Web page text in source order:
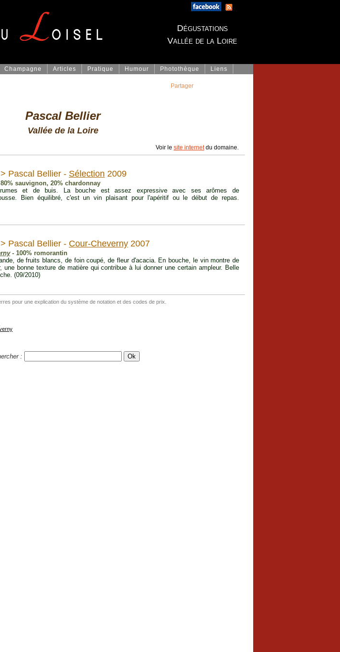
Dégustations
Vallée de la Loire
Champagne Articles Pratique Humour Photothèque Liens
Pascal Bellier
Vallée de la Loire
Voir le site internetdu domaine.
> Pascal Bellier - Sélection 2009
sauvignon, 20% chardonnay
et de buis. La bouche est assez expressive avec ses arômes de
Bien équilibré, c'est un vin plaisant pour l'apéritif ou le début de repas.
> Pascal Bellier - Cour-Cheverny 2007
- 100% romorantin
de fruits blancs, de foin coupé, de fleur d'acacia. En bouche, le vin montre de
une bonne texture de matière qui contribue à lui donner une certain ampleur. Belle
(09/2010)
pour une explication du système de notation et des codes de prix.
:
Partager